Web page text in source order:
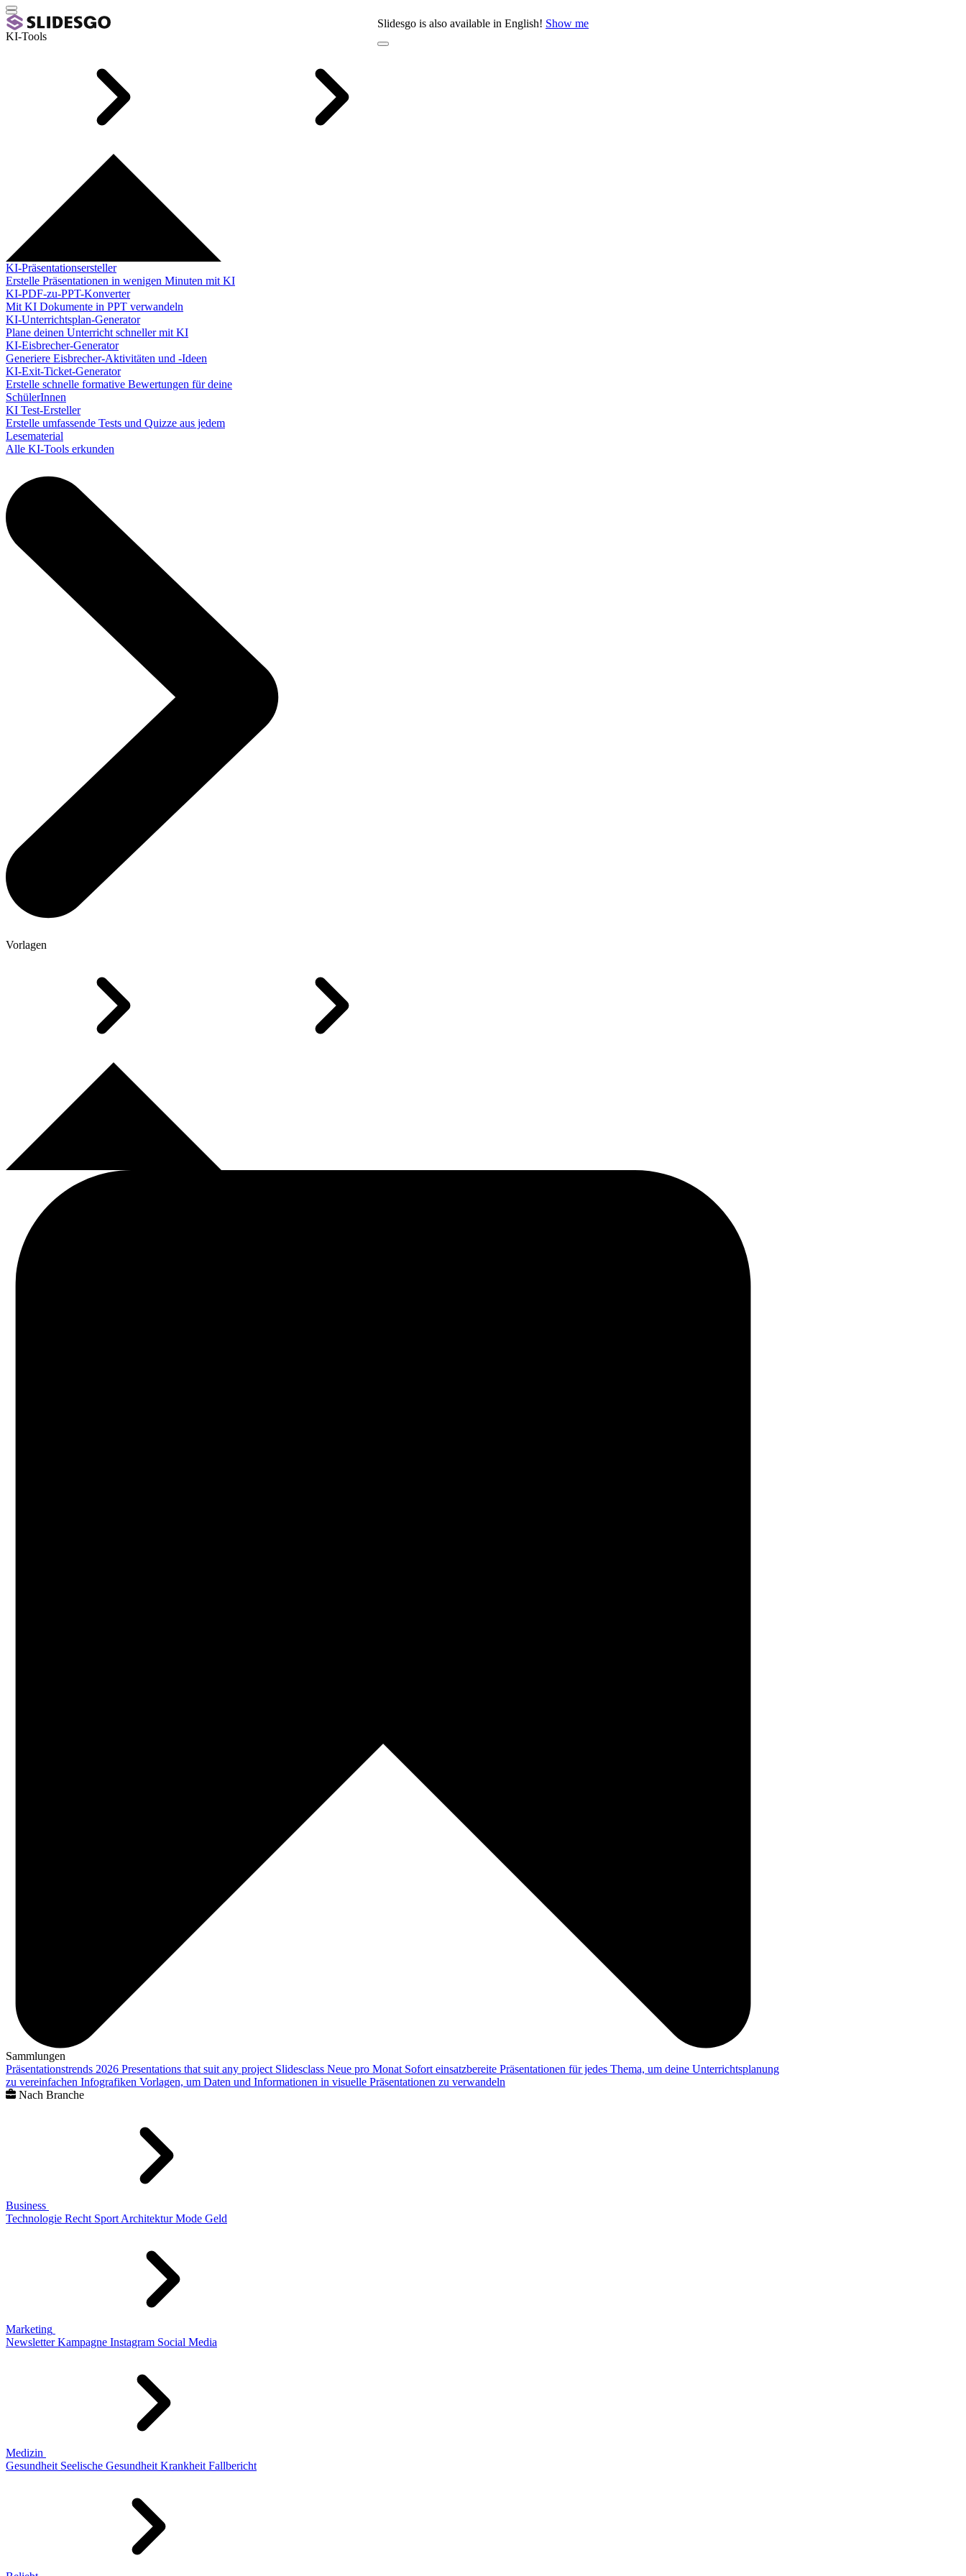
Slidesgo is also available in English! Show me
KI-Tools
KI-Präsentationsersteller
Erstelle Präsentationen in wenigen Minuten mit KI
KI-PDF-zu-PPT-Konverter
Mit KI Dokumente in PPT verwandeln
KI-Unterrichtsplan-Generator
Plane deinen Unterricht schneller mit KI
KI-Eisbrecher-Generator
Generiere Eisbrecher-Aktivitäten und -Ideen
KI-Exit-Ticket-Generator
Erstelle schnelle formative Bewertungen für deine
SchülerInnen
KI Test-Ersteller
Erstelle umfassende Tests und Quizze aus jedem
Lesematerial
Alle KI-Tools erkunden
Vorlagen
Sammlungen
Präsentationstrends 2026 Presentations that suit any project Slidesclass Neue pro Monat Sofort einsatzbereite Präsentationen für jedes Thema, um deine Unterrichtsplanung
zu vereinfachen Infografiken Vorlagen, um Daten und Informationen in visuelle Präsentationen zu verwandeln
Nach Branche
Business
Technologie Recht Sport Architektur Mode Geld
Marketing
Newsletter Kampagne Instagram Social Media
Medizin
Gesundheit Seelische Gesundheit Krankheit Fallbericht